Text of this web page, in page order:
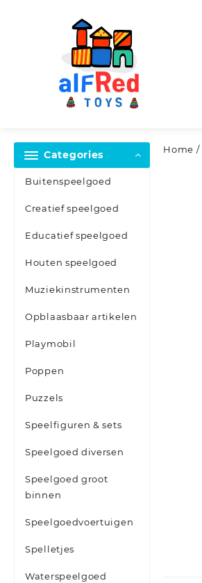
Categories
Buitenspeelgoed
Creatief speelgoed
Educatief speelgoed
Houten speelgoed
Muziekinstrumenten
Opblaasbaar artikelen
Playmobil
Poppen
Puzzels
Speelfiguren & sets
Speelgoed diversen
Speelgoed groot
binnen
Speelgoedvoertuigen
Spelletjes
Waterspeelgoed
Home /